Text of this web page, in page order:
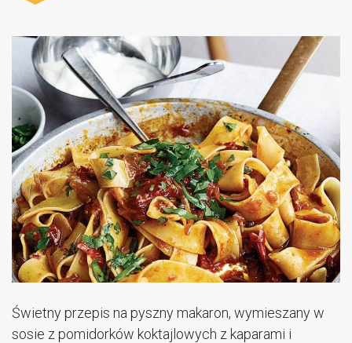
Świetny przepis na pyszny makaron, wymieszany w
sosie z pomidorków koktajlowych z kaparami i